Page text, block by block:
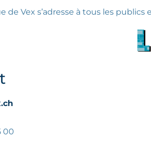
de Vex s’adresse à tous les
00